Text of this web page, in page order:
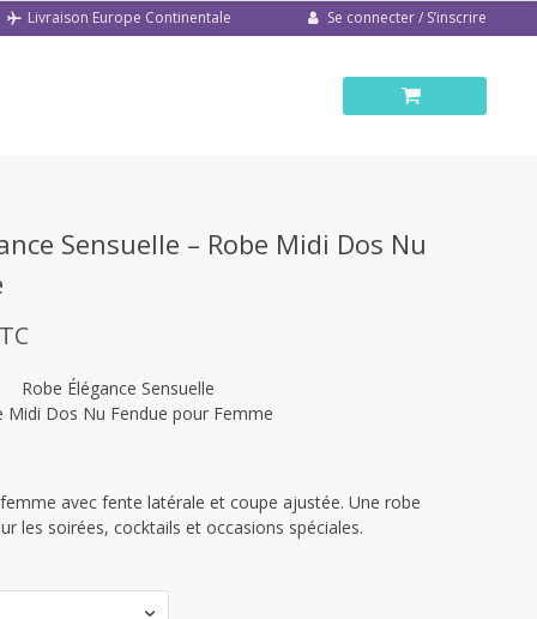
Livraison Europe Continentale Se connecter / S’inscrire
Sensuelle – Robe Midi Dos Nu
Robe Élégance Sensuelle
Midi Dos Nu Fendue pour Femme
avec fente latérale et coupe ajustée. Une robe
les soirées, cocktails et occasions spéciales.